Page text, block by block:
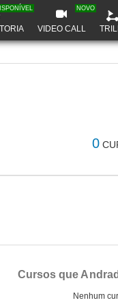
VIDEO CALL
NOVO
0
Cursos que
Nenhum